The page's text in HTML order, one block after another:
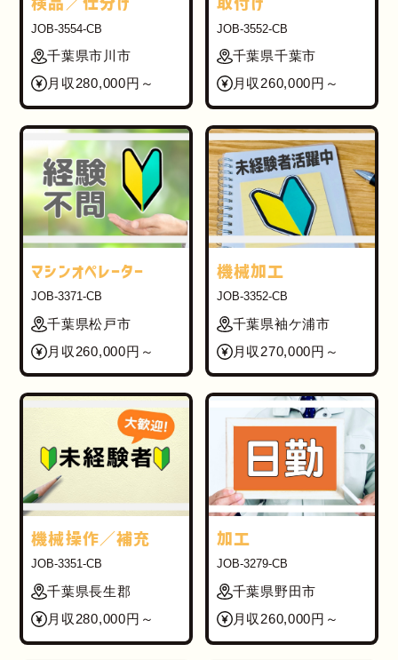
JOB-3554-CB
千葉県市川市
月収280,000円～
JOB-3552-CB
千葉県千葉市
月収260,000円～
マシンオペレーター
JOB-3371-CB
千葉県松戸市
月収260,000円～
機械加工
JOB-3352-CB
千葉県袖ケ浦市
月収270,000円～
機械操作／補充
JOB-3351-CB
千葉県長生郡
月収280,000円～
加工
JOB-3279-CB
千葉県野田市
月収260,000円～